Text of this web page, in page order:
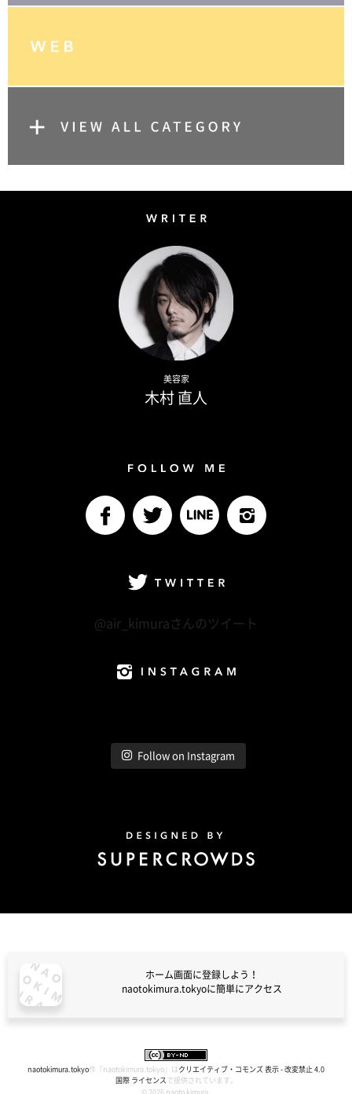
美容家
木村 直人
@air_kimuraさんのツイート
Follow on Instagram
ホーム画面に登録しよう！
naotokimura.tokyoに簡単にアクセス
naotokimura.tokyo作『 naotokimura.tokyo 』は クリエイティブ・コモンズ 表示 - 改変禁止 4.0
国際 ライセンス で提供されています。
© 2026 naoto kimura.